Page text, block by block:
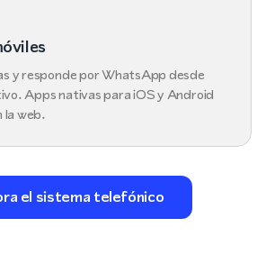
y responde por WhatsApp desde
Apps nativas para iOS y Android
la web.
el sistema telefónico